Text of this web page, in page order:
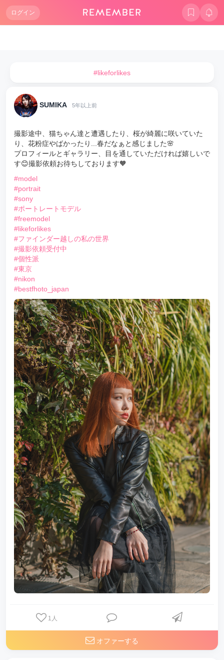
ログイン
#likeforlikes
SUMIKA 5年以上前
撮影途中、猫ちゃん達と遭遇したり、桜が綺麗に咲いていた
り、花粉症やばかったり...春だなぁと感じました🌸
プロフィールとギャラリー、目を通していただければ嬉しいで
す😊撮影依頼お待ちしております🧡
#model
#portrait
#sony
#ポートレートモデル
#freemodel
#likeforlikes
#ファインダー越しの私の世界
#撮影依頼受付中
#個性派
#東京
#nikon
#bestfhoto_japan
1 人
オファーする